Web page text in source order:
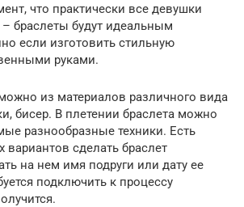
что практически все девушки
браслеты будут идеальным
если изготовить стильную
руками.
из материалов различного вида
бисер. В плетении браслета можно
разнообразные техники. Есть
вариантов сделать браслет
на нем имя подруги или дату ее
подключить к процессу